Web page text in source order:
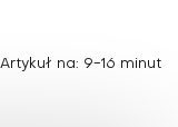
Artykuł na: 9-16 minut